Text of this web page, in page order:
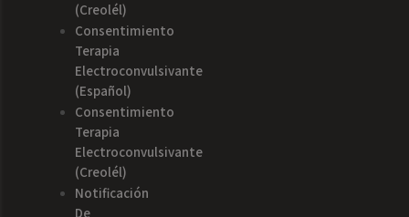
(creolél)
Consentimiento
Terapia
Electroconvulsivante
(español)
Consentimiento
Terapia
Electroconvulsivante
(creolél)
Notificación
De